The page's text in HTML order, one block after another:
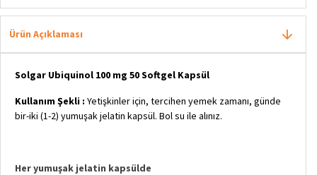
Ürün Açıklaması
Solgar Ubiquinol 100 mg 50 Softgel Kapsül
Kullanım Şekli : Yetişkinler için, tercihen yemek zamanı, günde
bir-iki (1-2) yumuşak jelatin kapsül. Bol su ile alınız.
Her yumuşak jelatin kapsülde